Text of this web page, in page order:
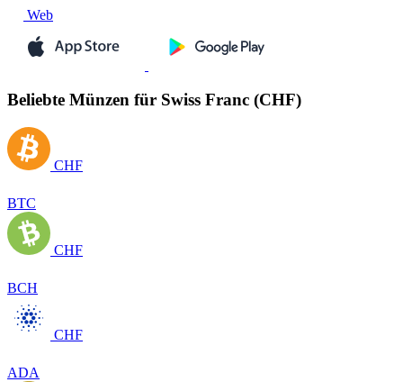
Web
Beliebte Münzen für Swiss Franc (CHF)
CHF
BTC
CHF
BCH
CHF
ADA